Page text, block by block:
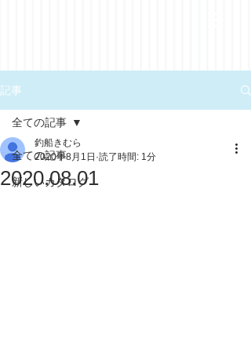
記事
全ての記事
新しいカタログ
全ての記事
2020.08.01
釣船きむら
2020年8月1日 読了時間: 1分